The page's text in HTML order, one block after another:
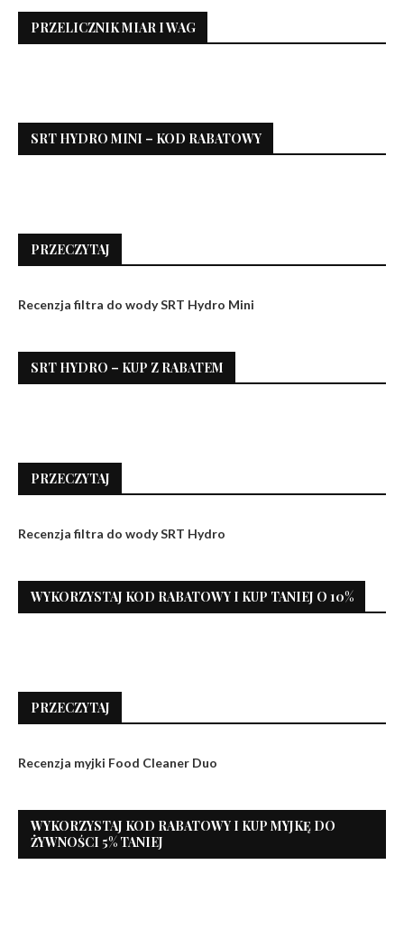
PRZELICZNIK MIAR I WAG
SRT HYDRO MINI – KOD RABATOWY
PRZECZYTAJ
Recenzja filtra do wody SRT Hydro Mini
SRT HYDRO – KUP Z RABATEM
PRZECZYTAJ
Recenzja filtra do wody SRT Hydro
WYKORZYSTAJ KOD RABATOWY I KUP TANIEJ O 10%
PRZECZYTAJ
Recenzja myjki Food Cleaner Duo
WYKORZYSTAJ KOD RABATOWY I KUP MYJKĘ DO
ŻYWNOŚCI 5% TANIEJ